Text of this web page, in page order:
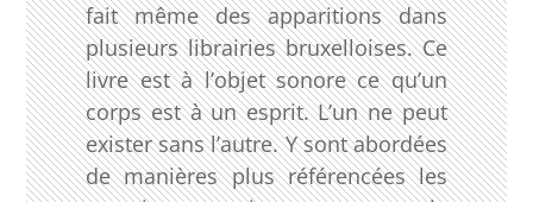
fait même des apparitions dans
plusieurs librairies bruxelloises. Ce
livre est à l’objet sonore ce qu’un
corps est à un esprit. L’un ne peut
exister sans l’autre. Y sont abordées
de manières plus référencées les